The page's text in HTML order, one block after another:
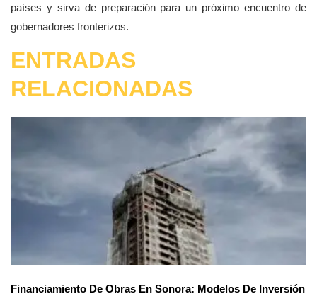
países y sirva de preparación para un próximo encuentro de
gobernadores fronterizos.
ENTRADAS
RELACIONADAS
Financiamiento De Obras En Sonora: Modelos De Inversión